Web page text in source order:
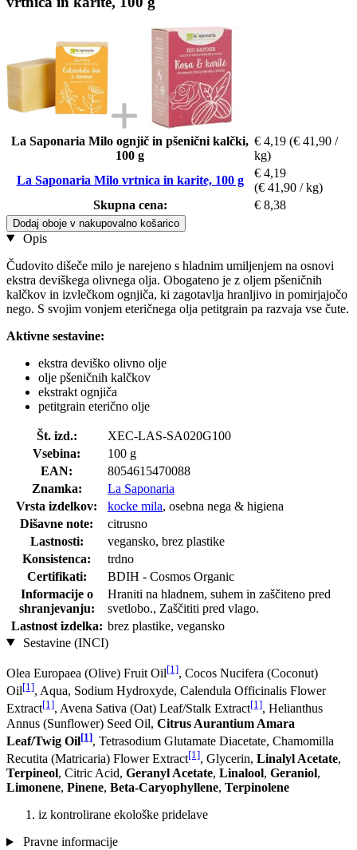
La Saponaria Milo ognjič in pšenični kalčki,
100 g
€ 4,19 (€ 41,90 /
kg)
La Saponaria Milo vrtnica in karite, 100 g
€ 4,19
(€ 41,90 / kg)
Skupna cena:
€ 8,38
Dodaj oboje v nakupovalno košarico
Opis
Čudovito dišeče milo je narejeno s hladnim umiljenjem na osnovi
ekstra deviškega olivnega olja. Obogateno je z oljem pšeničnih
kalčkov in izvlečkom ognjiča, ki zagotavlja hranljivo in pomirjajočo
nego. S svojim vonjem eteričnega olja petitgrain pa razvaja vse čute.
Aktivne sestavine:
ekstra deviško olivno olje
olje pšeničnih kalčkov
ekstrakt ognjiča
petitgrain eterično olje
Št. izd.:
XEC-LAS-SA020G100
Vsebina:
100 g
EAN:
8054615470088
Znamka:
La Saponaria
Vrsta izdelkov:
kocke mila, osebna nega & higiena
Dišavne note:
citrusno
Lastnosti:
vegansko, brez plastike
Konsistenca:
trdno
Certifikati:
BDIH - Cosmos Organic
Informacije o
shranjevanju:
Hraniti na hladnem, suhem in zaščiteno pred
svetlobo., Zaščititi pred vlago.
Lastnost izdelka: brez plastike, vegansko
Sestavine (INCI)
Olea Europaea (Olive) Fruit Oil[1], Cocos Nucifera (Coconut)
Oil[1], Aqua, Sodium Hydroxyde, Calendula Officinalis Flower
Extract[1], Avena Sativa (Oat) Leaf/Stalk Extract[1], Helianthus
Annus (Sunflower) Seed Oil, Citrus Aurantium Amara
Leaf/Twig Oil[1], Tetrasodium Glutamate Diacetate, Chamomilla
Recutita (Matricaria) Flower Extract[1], Glycerin, Linalyl Acetate,
Terpineol, Citric Acid, Geranyl Acetate, Linalool, Geraniol,
Limonene, Pinene, Beta-Caryophyllene, Terpinolene
iz kontrolirane ekološke pridelave
Pravne informacije